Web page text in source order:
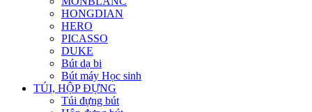
HONGDIAN
HERO
PICASSO
DUKE
Bút dạ bi
Bút máy Học sinh
TÚI, HỘP ĐỰNG
Túi đựng bút